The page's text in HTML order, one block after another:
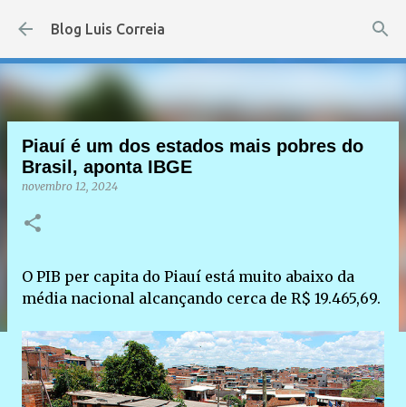
Pular para o conteúdo principal
Blog Luis Correia
Piauí é um dos estados mais pobres do
Brasil, aponta IBGE
novembro 12, 2024
O PIB per capita do Piauí está muito abaixo da
média nacional alcançando cerca de R$ 19.465,69.